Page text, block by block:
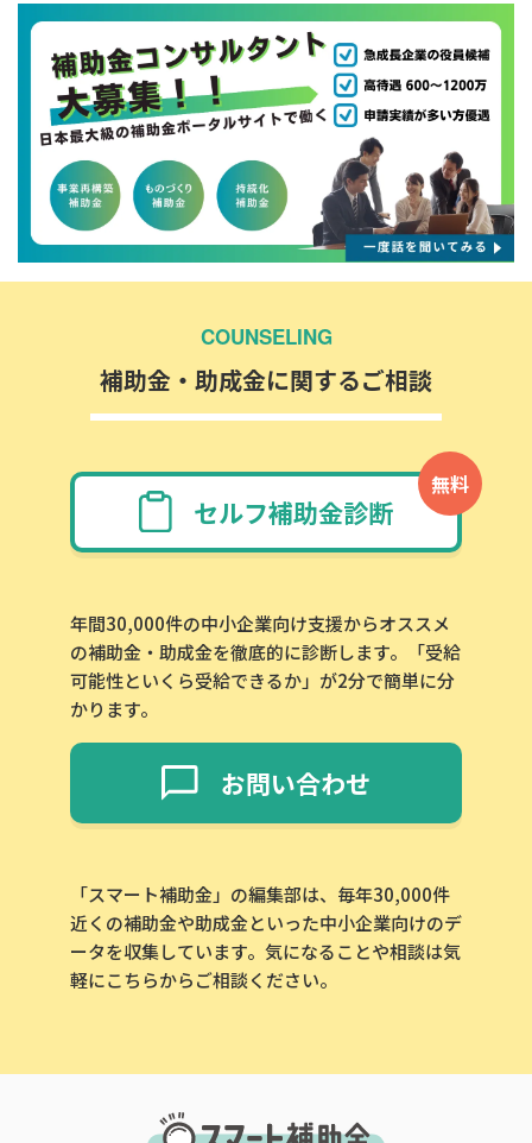
COUNSELING
補助金・助成金に関するご相談
無料
セルフ補助金診断
年間30,000件の中小企業向け支援からオススメ
の補助金・助成金を徹底的に診断します。「受給
可能性といくら受給できるか」が2分で簡単に分
かります。
お問い合わせ
「スマート補助金」の編集部は、毎年30,000件
近くの補助金や助成金といった中小企業向けのデ
ータを収集しています。気になることや相談は気
軽にこちらからご相談ください。